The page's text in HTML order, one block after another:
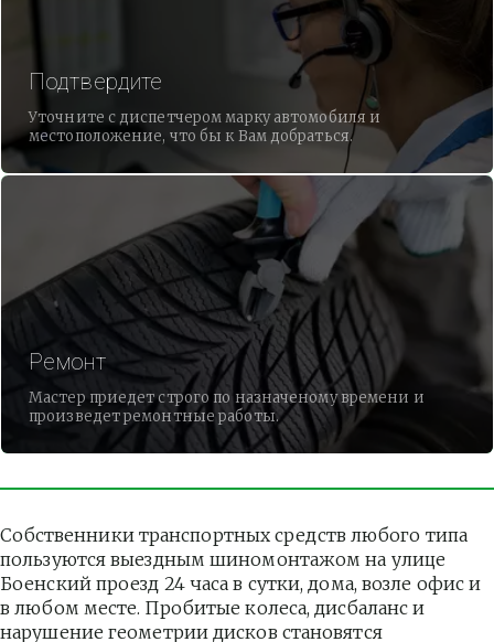
Подтвердите
Уточните с диспетчером марку автомобиля и
местоположение, что бы к Вам добраться.
Ремонт
Мастер приедет строго по назначеному времени и
произведет ремонтные работы.
Собственники транспортных средств любого типа
пользуются выездным шиномонтажом на улице
Боенский проезд 24 часа в сутки, дома, возле офис и
в любом месте. Пробитые колеса, дисбаланс и
нарушение геометрии дисков становятся